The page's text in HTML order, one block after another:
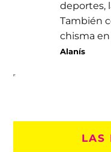
deportes,
También
chisma en
Alanís
LAS